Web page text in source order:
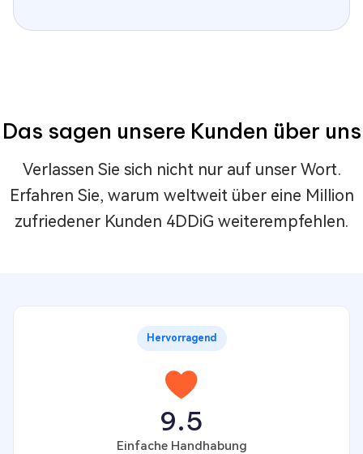
Das sagen unsere Kunden über uns
Verlassen Sie sich nicht nur auf unser Wort.
Erfahren Sie, warum weltweit über eine Million
zufriedener Kunden 4DDiG weiterempfehlen.
Hervorragend
9.5
Einfache Handhabung